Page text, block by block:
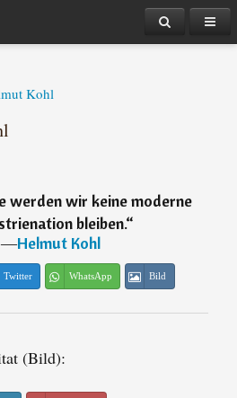
Kohl
werden wir keine moderne
bleiben.“
―Helmut Kohl
Twitter WhatsApp Bild
(Bild):